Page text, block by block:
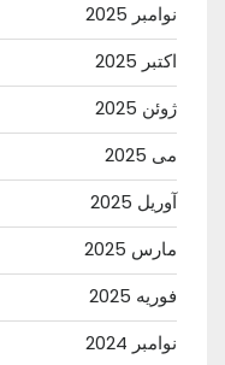
نوامبر 2025
اکتبر 2025
ژوئن 2025
می 2025
آوریل 2025
مارس 2025
فوریه 2025
نوامبر 2024